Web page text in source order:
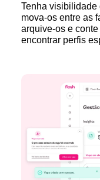
Tenha visibilidade
mova-os entre as
arquive-os e
encontrar perfis